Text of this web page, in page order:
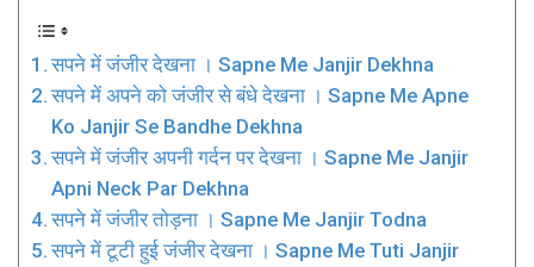
सपने में जंजीर देखना । Sapne Me Janjir Dekhna
सपने में अपने को जंजीर से बंधे देखना । Sapne Me Apne
Ko Janjir Se Bandhe Dekhna
सपने में जंजीर अपनी गर्दन पर देखना । Sapne Me Janjir
Apni Neck Par Dekhna
सपने में जंजीर तोड़ना । Sapne Me Janjir Todna
सपने में टूटी हुई जंजीर देखना । Sapne Me Tuti Janjir